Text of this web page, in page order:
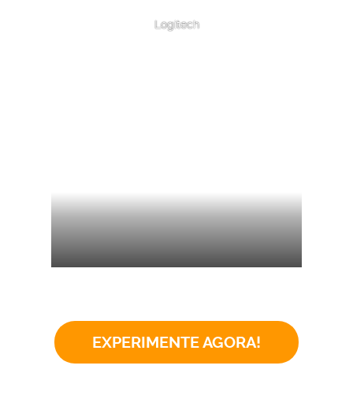
Logitech
EXPERIMENTE AGORA!